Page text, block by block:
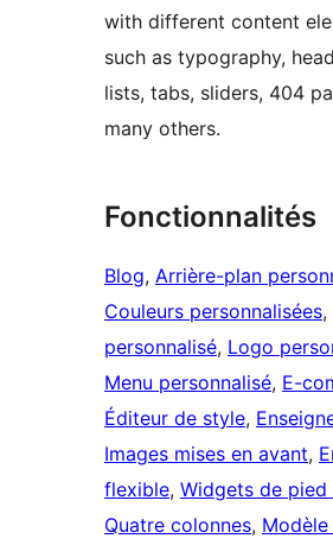
with different content
such as typography,
lists, tabs, sliders, 404
many others.
Fonctionnalités
Blog, Arrière-plan
Couleurs personnalisées,
personnalisé, Logo
Menu personnalisé, E-
Éditeur de style,
Images mises en avant,
flexible, Widgets de pied
Quatre colonnes,